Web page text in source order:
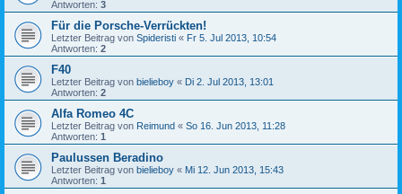
Antworten: 3
Für die Porsche-Verrückten!
Letzter Beitrag von Spideristi « Fr 5. Jul 2013, 10:54
Antworten: 2
F40
Letzter Beitrag von bielieboy « Di 2. Jul 2013, 13:01
Antworten: 2
Alfa Romeo 4C
Letzter Beitrag von Reimund « So 16. Jun 2013, 11:28
Antworten: 1
Paulussen Beradino
Letzter Beitrag von bielieboy « Mi 12. Jun 2013, 15:43
Antworten: 1